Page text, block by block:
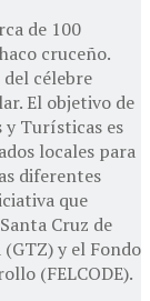
de 100
cruceño.
célebre
El objetivo de
y Turísticas es
locales para
diferentes
que
Cruz de
y el Fondo
(FELCODE).